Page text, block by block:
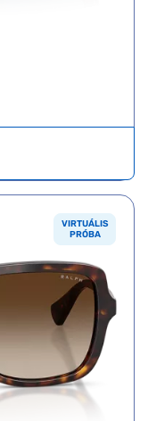
VIRTUÁLIS
PRÓBA